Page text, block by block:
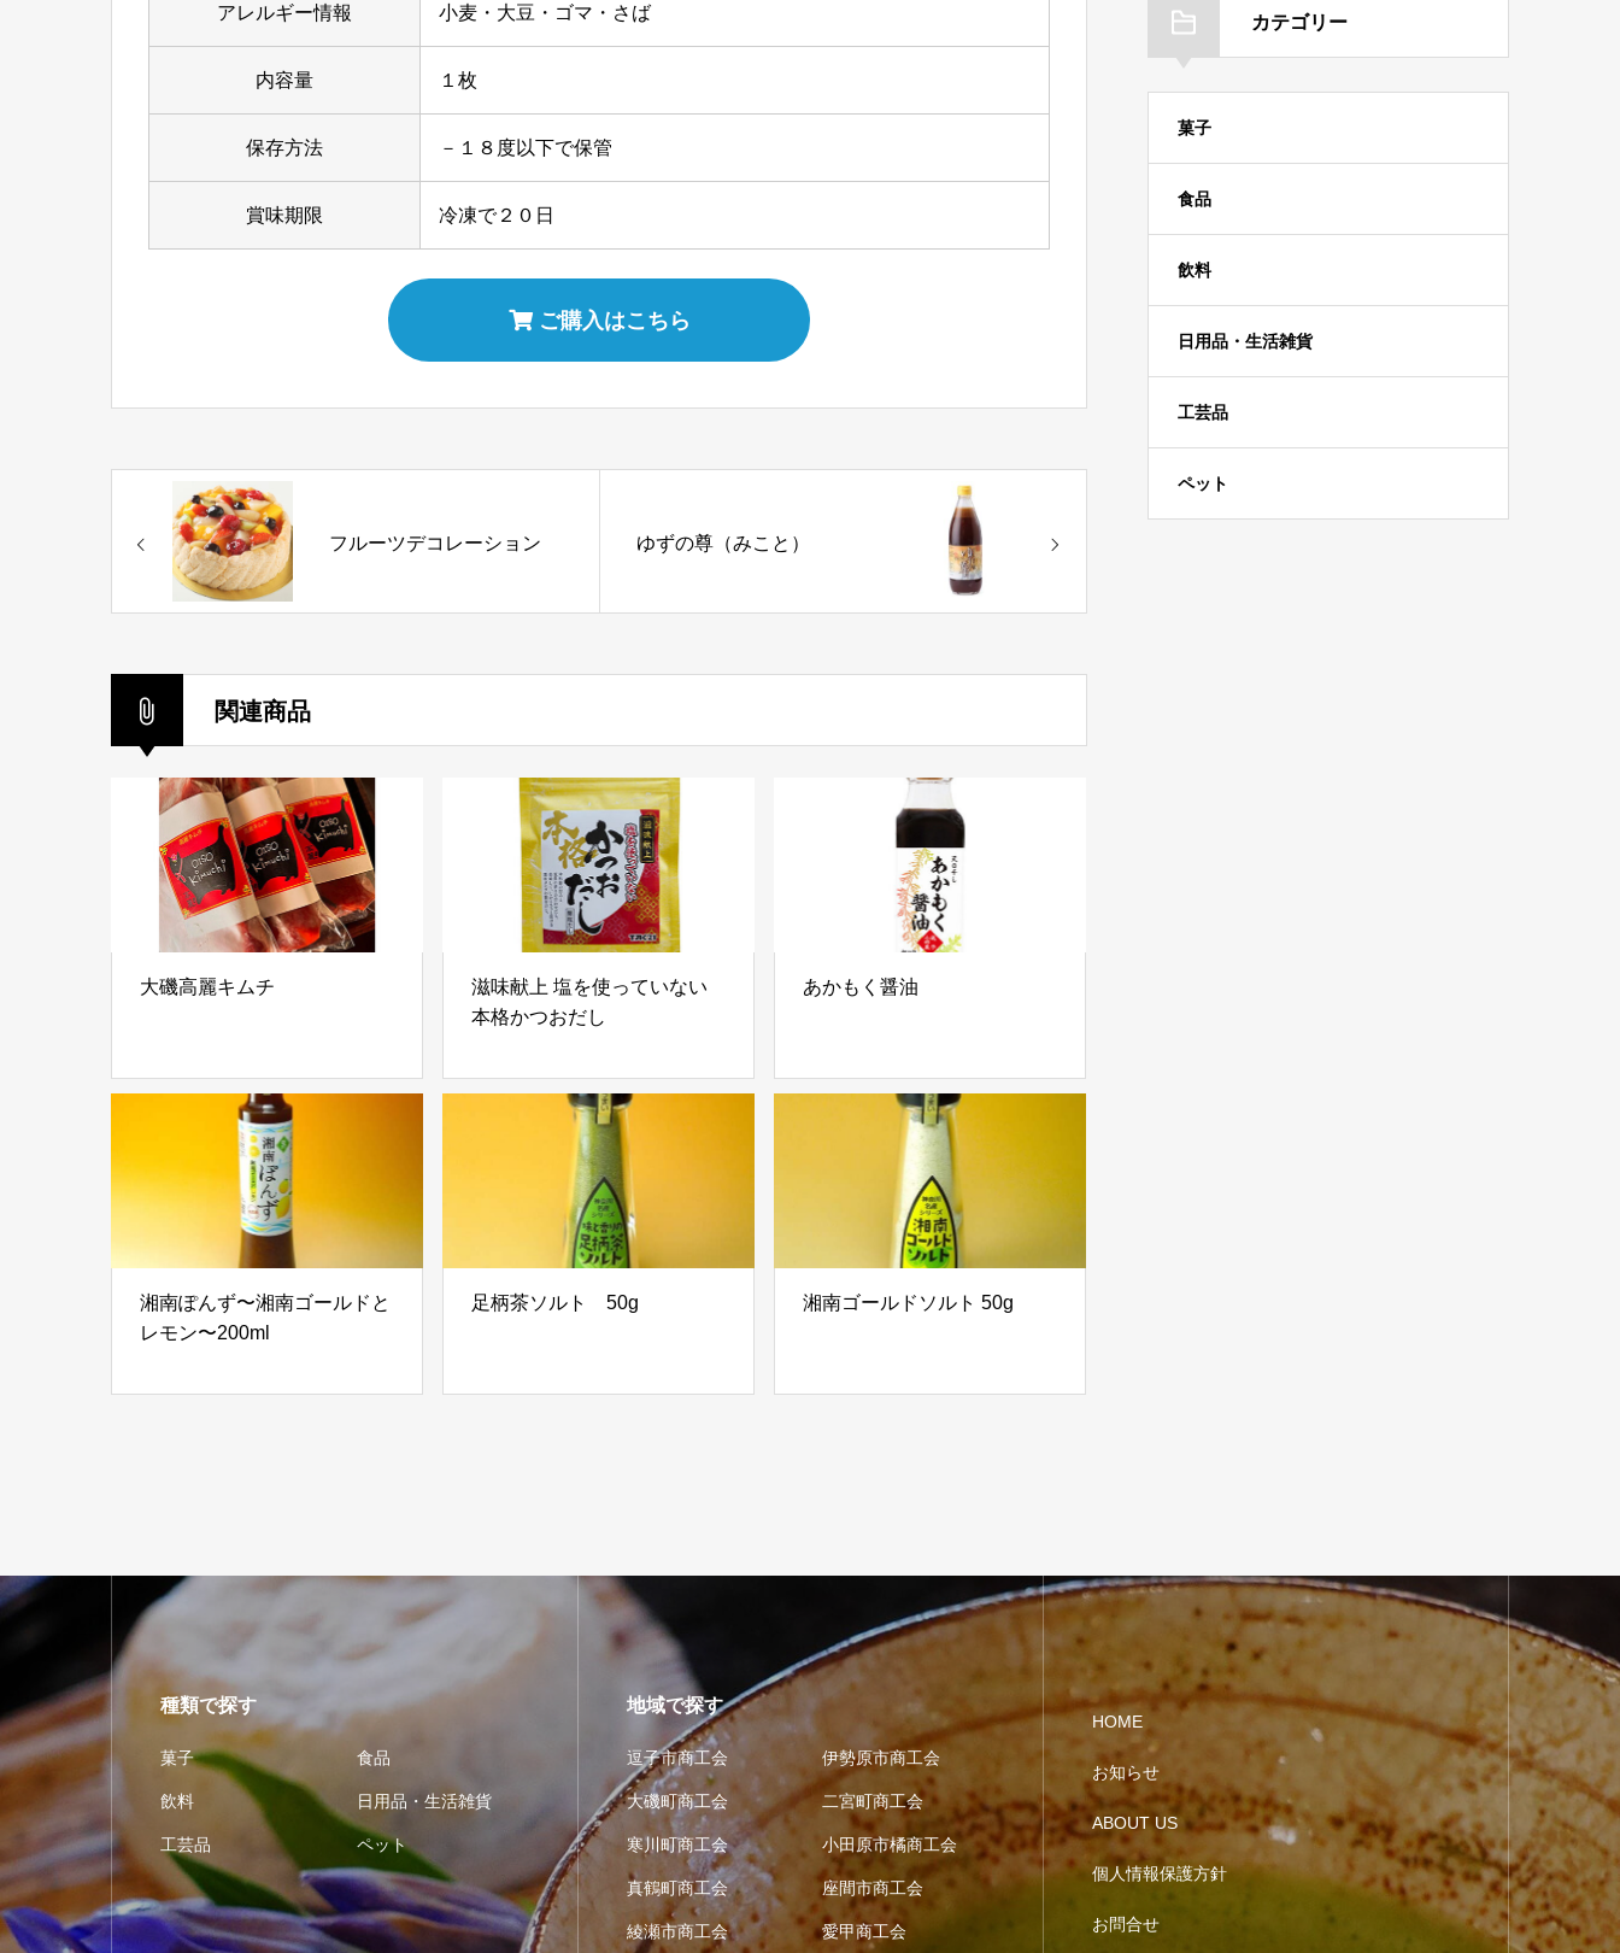
アレルギー情報 小麦・大豆・ゴマ・さば
内容量 １枚
保存方法 －１８度以下で保管
賞味期限 冷凍で２０日
ご購入はこちら
フルーツデコレーション ゆずの尊（みこと）
関連商品
大磯高麗キムチ
滋味献上 塩を使っていない
本格かつおだし
あかもく醤油
湘南ぽんず〜湘南ゴールドと
レモン〜200ml
足柄茶ソルト 50g 湘南ゴールドソルト 50g
カテゴリー
菓子
食品
飲料
日用品・生活雑貨
工芸品
ペット
種類で探す
菓子 食品
飲料 日用品・生活雑貨
工芸品 ペット
地域で探す
逗子市商工会 伊勢原市商工会
大磯町商工会 二宮町商工会
寒川町商工会 小田原市橘商工会
真鶴町商工会 座間市商工会
綾瀬市商工会 愛甲商工会
HOME
お知らせ
ABOUT US
個人情報保護方針
お問合せ